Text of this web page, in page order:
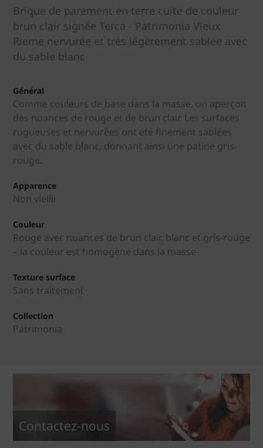
Brique de parement en terre cuite de couleur
brun clair signée Terca - Patrimonia Vieux
Rieme nervurée et très légèrement sablée avec
du sable blanc
Général
Comme couleurs de base dans la masse, on aperçoit
des nuances de rouge et de brun clair. Les surfaces
rugueuses et nervurées ont été finement sablées
avec du sable blanc, donnant ainsi une patine gris-
rouge.
Apparence
Non vieilli
Couleur
Rouge avec nuances de brun clair, blanc et gris-rouge
– la couleur est homogène dans la masse
Texture surface
Sans traitement
Collection
Patrimonia
Contactez-nous